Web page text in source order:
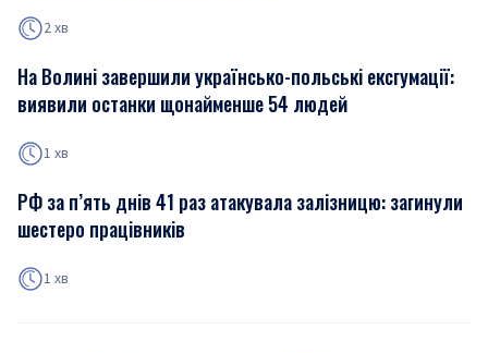
2 хв
На Волині завершили українсько-польські ексгумації:
виявили останки щонайменше 54 людей
1 хв
РФ за п’ять днів 41 раз атакувала залізницю: загинули
шестеро працівників
1 хв